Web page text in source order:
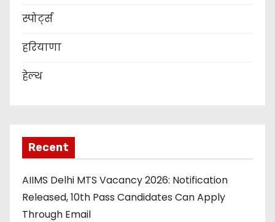
स्पोर्ट्स
हरियाणा
हेल्थ
Recent
AIIMS Delhi MTS Vacancy 2026: Notification
Released, 10th Pass Candidates Can Apply
Through Email